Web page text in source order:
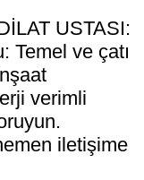
USTASI:
Temel ve çatı
verimli
iletişime